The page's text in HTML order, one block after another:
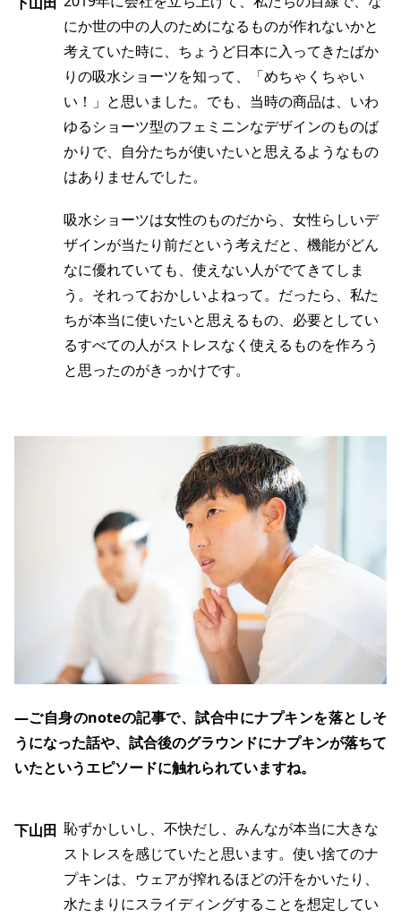
にか世の中の人のためになるものが作れないかと
考えていた時に、ちょうど日本に入ってきたばか
りの吸水ショーツを知って、「めちゃくちゃい
い！」と思いました。でも、当時の商品は、いわ
ゆるショーツ型のフェミニンなデザインのものば
かりで、自分たちが使いたいと思えるようなもの
はありませんでした。
吸水ショーツは女性のものだから、女性らしいデ
ザインが当たり前だという考えだと、機能がどん
なに優れていても、使えない人がでてきてしま
う。それっておかしいよねって。だったら、私た
ちが本当に使いたいと思えるもの、必要としてい
るすべての人がストレスなく使えるものを作ろう
と思ったのがきっかけです。
―ご自身のnoteの記事で、試合中にナプキンを落としそ
うになった話や、試合後のグラウンドにナプキンが落ちて
いたというエピソードに触れられていますね。
下山田 恥ずかしいし、不快だし、みんなが本当に大きな
ストレスを感じていたと思います。使い捨てのナ
プキンは、ウェアが搾れるほどの汗をかいたり、
水たまりにスライディングすることを想定してい